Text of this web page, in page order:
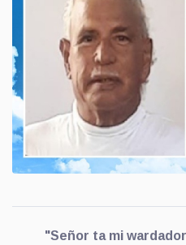
"Señor ta mi